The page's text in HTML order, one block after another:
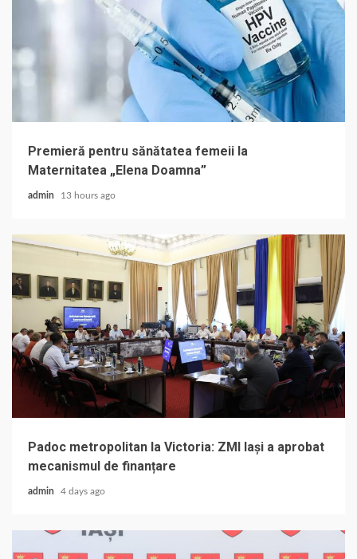
Premieră pentru sănătatea femeii la
Maternitatea „Elena Doamna”
admin 13 hours ago
Padoc metropolitan la Victoria: ZMI Iași a aprobat
mecanismul de finanțare
admin 4 days ago